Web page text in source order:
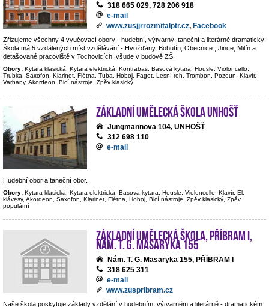
318 665 029, 728 206 918
e-mail
www.zusjjrrozmitalptr.cz, Facebook
Zřizujeme všechny 4 vyučovací obory - hudební, výtvarný, taneční a literárně dramatický.
Škola má 5 vzdálených míst vzdělávání - Hvožďany, Bohutín, Obecnice , Jince, Milín a
detašované pracoviště v Tochovicích, všude v budově ZŠ.
Obory: Kytara klasická, Kytara elektrická, Kontrabas, Basová kytara, Housle, Violoncello,
Trubka, Saxofon, Klarinet, Flétna, Tuba, Hoboj, Fagot, Lesní roh, Trombon, Pozoun, Klavír,
Varhany, Akordeon, Bicí nástroje, Zpěv klasický
Základní umělecká škola Unhošť
Jungmannova 104, UNHOŠŤ
312 698 110
e-mail
Hudební obor a taneční obor.
Obory: Kytara klasická, Kytara elektrická, Basová kytara, Housle, Violoncello, Klavír, El.
klávesy, Akordeon, Saxofon, Klarinet, Flétna, Hoboj, Bicí nástroje, Zpěv klasický, Zpěv
populární
Základní umělecká škola, Příbram I,
nám. T. G. Masaryka 155
Nám. T. G. Masaryka 155, PŘÍBRAM I
318 625 311
e-mail
www.zuspribram.cz
Naše škola poskytuje základy vzdělání v hudebním, výtvarném a literárně - dramatickém